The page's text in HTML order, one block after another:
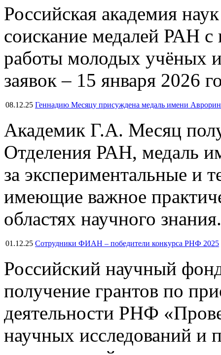
Российская академия
соискание медалей РАН
работы молодых учёных
заявок – 15 января 2026
08.12.25 Геннадию Месяцу присуждена медаль имени
Академик Г.А. Месяц
Отделения РАН, медаль
за экспериментальные и
имеющие важное
областях научного знания.
01.12.25 Сотрудники ФИАН – победители конкурса РНФ 2025
Российский научный
получение грантов по
деятельности РНФ
научных исследований и